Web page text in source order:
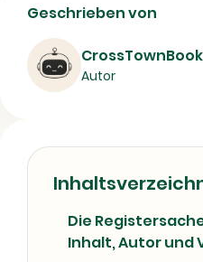
Die
Verlagsinfos
Buch Sachbuch
Geschrieben von
Autor
Die
Inhalt, Autor